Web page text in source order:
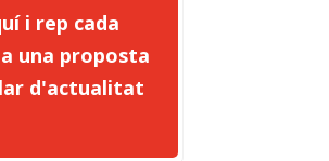
i rep cada
una proposta
d'actualitat